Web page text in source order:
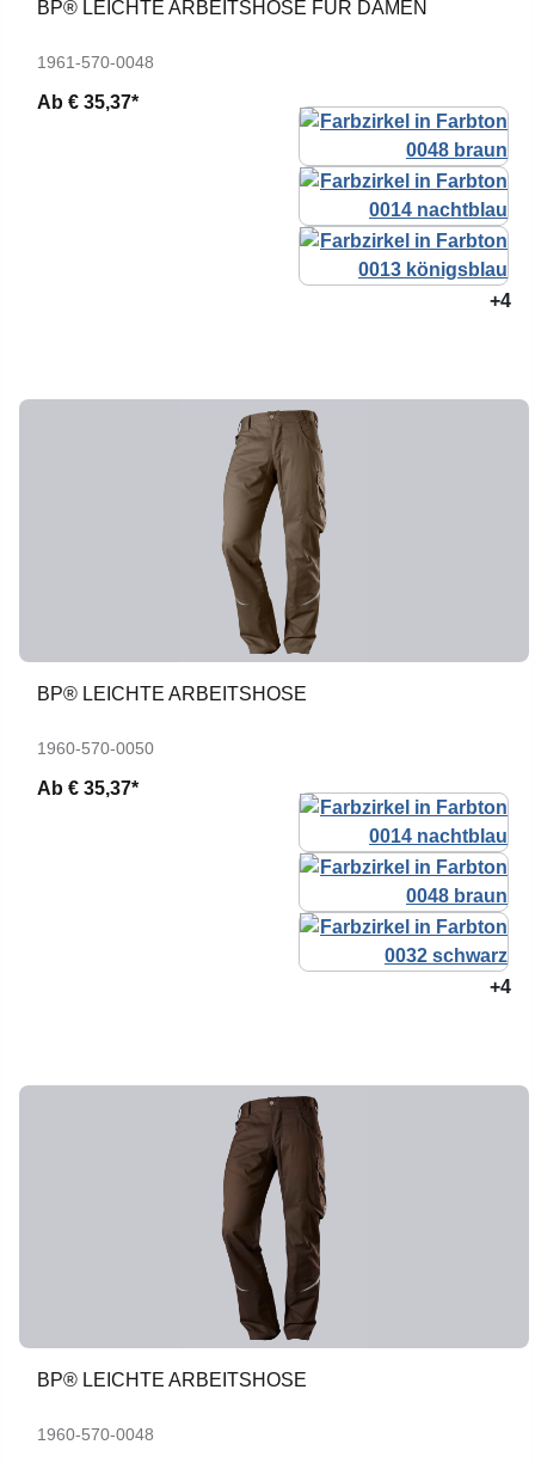
BP® LEICHTE ARBEITSHOSE FÜR DAMEN
1961-570-0048
Ab € 35,37*
+4
BP® LEICHTE ARBEITSHOSE
1960-570-0050
Ab € 35,37*
+4
BP® LEICHTE ARBEITSHOSE
1960-570-0048